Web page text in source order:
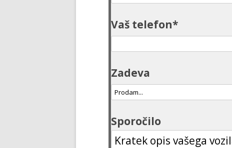
Vaš telefon*
Zadeva
Sporočilo